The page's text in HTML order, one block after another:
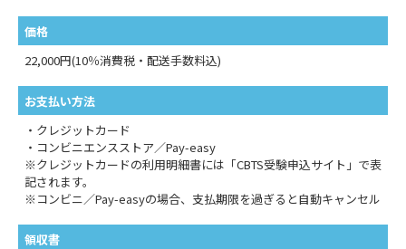
価格
22,000円(10％消費税・配送手数料込)
お支払い方法
・クレジットカード
・コンビニエンスストア／Pay-easy
※クレジットカードの利用明細書には「CBTS受験申込サイト」で表
記されます。
※コンビニ／Pay-easyの場合、支払期限を過ぎると自動キャンセル
領収書